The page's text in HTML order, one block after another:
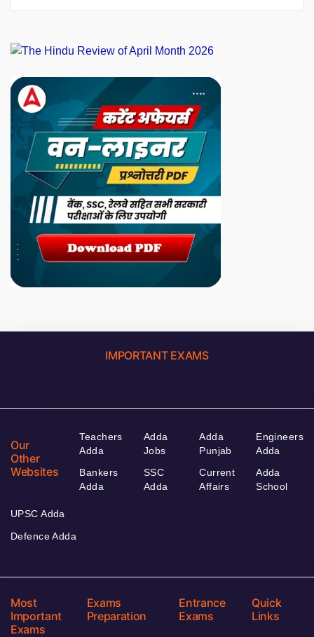
IMPORTANT EXAMS
Our
Other
Websites
Teachers
Adda
Bankers
Adda
Adda
Jobs
SSC
Adda
Adda
Punjab
Current
Affairs
Engineers
Adda
Adda
School
UPSC Adda
Defence Adda
Most
Important
Exams
Exams
Preparation
Entrance
Exams
Quick
Links